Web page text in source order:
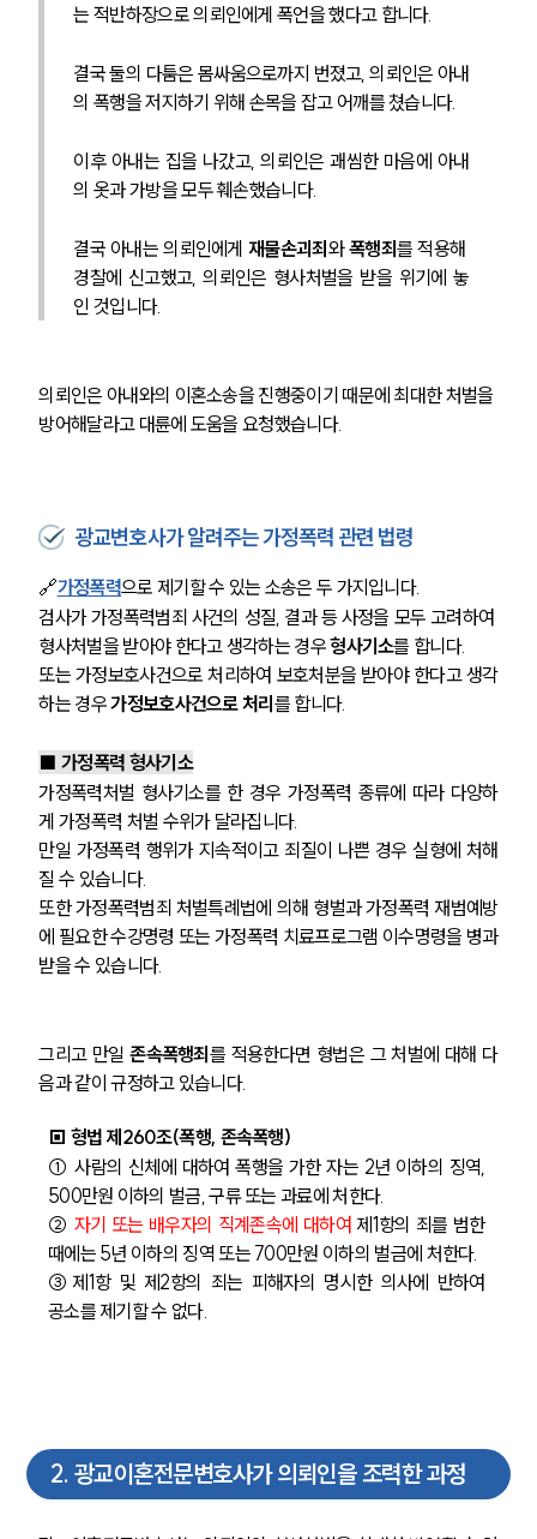
는 적반하장으로 의뢰인에게 폭언을 했다고 합니다.
결국 둘의 다툼은 몸싸움으로까지 번졌고, 의뢰인은 아내
의 폭행을 저지하기 위해 손목을 잡고 어깨를 쳤습니다.
이후 아내는 집을 나갔고, 의뢰인은 괘씸한 마음에 아내
의 옷과 가방을 모두 훼손했습니다.
결국 아내는 의뢰인에게 재물손괴죄와 폭행죄를 적용해
경찰에 신고했고, 의뢰인은 형사처벌을 받을 위기에 놓
인 것입니다.
의뢰인은 아내와의 이혼소송을 진행중이기 때문에 최대한 처벌을
방어해달라고 대륜에 도움을 요청했습니다.
광교변호사가 알려주는 가정폭력 관련 법령
🔗가정폭력으로 제기할 수 있는 소송은 두 가지입니다.
검사가 가정폭력범죄 사건의 성질, 결과 등 사정을 모두 고려하여
형사처벌을 받아야 한다고 생각하는 경우 형사기소를 합니다.
또는 가정보호사건으로 처리하여 보호처분을 받아야 한다고 생각
하는 경우 가정보호사건으로 처리를 합니다.
■ 가정폭력 형사기소
가정폭력처벌 형사기소를 한 경우 가정폭력 종류에 따라 다양하
게 가정폭력 처벌 수위가 달라집니다.
만일 가정폭력 행위가 지속적이고 죄질이 나쁜 경우 실형에 처해
질 수 있습니다.
또한 가정폭력범죄 처벌특례법에 의해 형벌과 가정폭력 재범예방
에 필요한 수강명령 또는 가정폭력 치료프로그램 이수명령을 병과
받을 수 있습니다.
그리고 만일 존속폭행죄를 적용한다면 형법은 그 처벌에 대해 다
음과 같이 규정하고 있습니다.
▣ 형법 제260조(폭행, 존속폭행)
① 사람의 신체에 대하여 폭행을 가한 자는 2년 이하의 징역,
500만원 이하의 벌금, 구류 또는 과료에 처한다.
② 자기 또는 배우자의 직계존속에 대하여 제1항의 죄를 범한
때에는 5년 이하의 징역 또는 700만원 이하의 벌금에 처한다.
③제1항 및 제2항의 죄는 피해자의 명시한 의사에 반하여
공소를 제기할 수 없다.
2. 광교이혼전문변호사가 의뢰인을 조력한 과정